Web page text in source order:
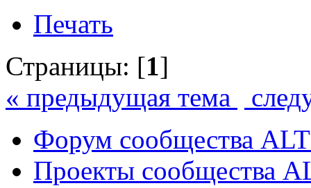
Печать
Страницы: [1]
« предыдущая тема
Форум сообщества
Проекты сообщества